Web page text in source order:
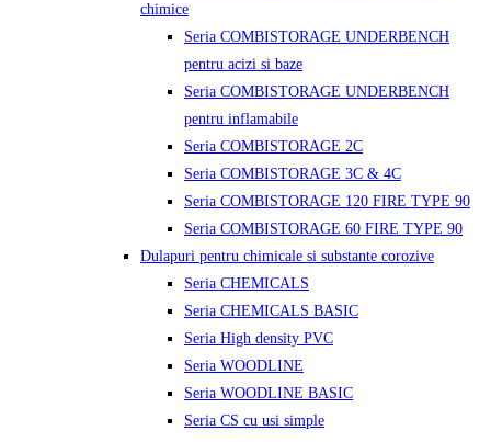
chimice
Seria COMBISTORAGE UNDERBENCH
pentru acizi si baze
Seria COMBISTORAGE UNDERBENCH
pentru inflamabile
Seria COMBISTORAGE 2C
Seria COMBISTORAGE 3C & 4C
Seria COMBISTORAGE 120 FIRE TYPE 90
Seria COMBISTORAGE 60 FIRE TYPE 90
Dulapuri pentru chimicale si substante corozive
Seria CHEMICALS
Seria CHEMICALS BASIC
Seria High density PVC
Seria WOODLINE
Seria WOODLINE BASIC
Seria CS cu usi simple